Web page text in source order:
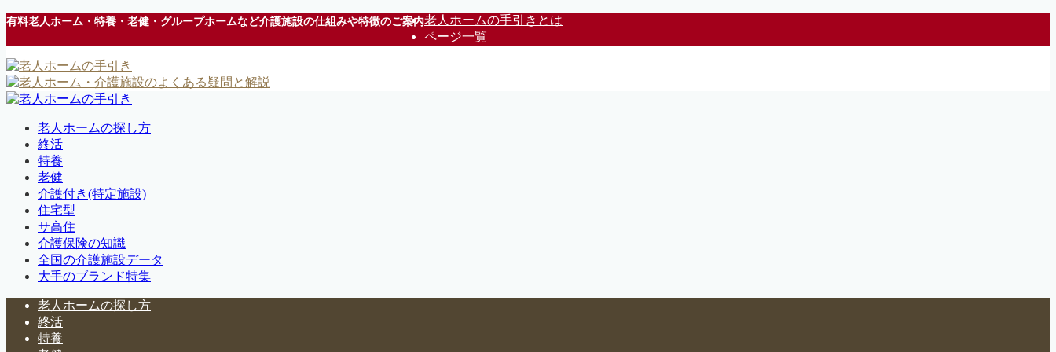
有料老人ホーム・特養・老健・グループホームなど介護施設の仕組みや特徴のご案内老人ホームの手引きとは
ページ一覧
老人ホームの探し方
終活
特養
老健
介護付き(特定施設)
住宅型
サ高住
介護保険の知識
全国の介護施設データ
大手のブランド特集
老人ホームの探し方
終活
特養